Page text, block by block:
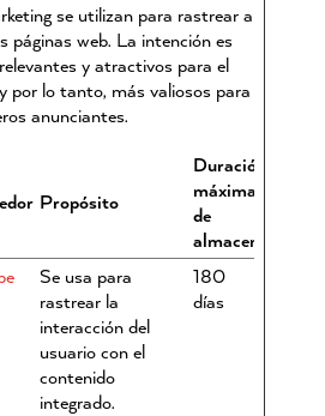
se utilizan para rastrear a
páginas web. La intención es
y atractivos para el
por lo tanto, más valiosos para
anunciantes.
Propósito
Duración
máxima
de
almacenamiento
Se usa para
rastrear la
interacción del
usuario con el
contenido
integrado.
180
días